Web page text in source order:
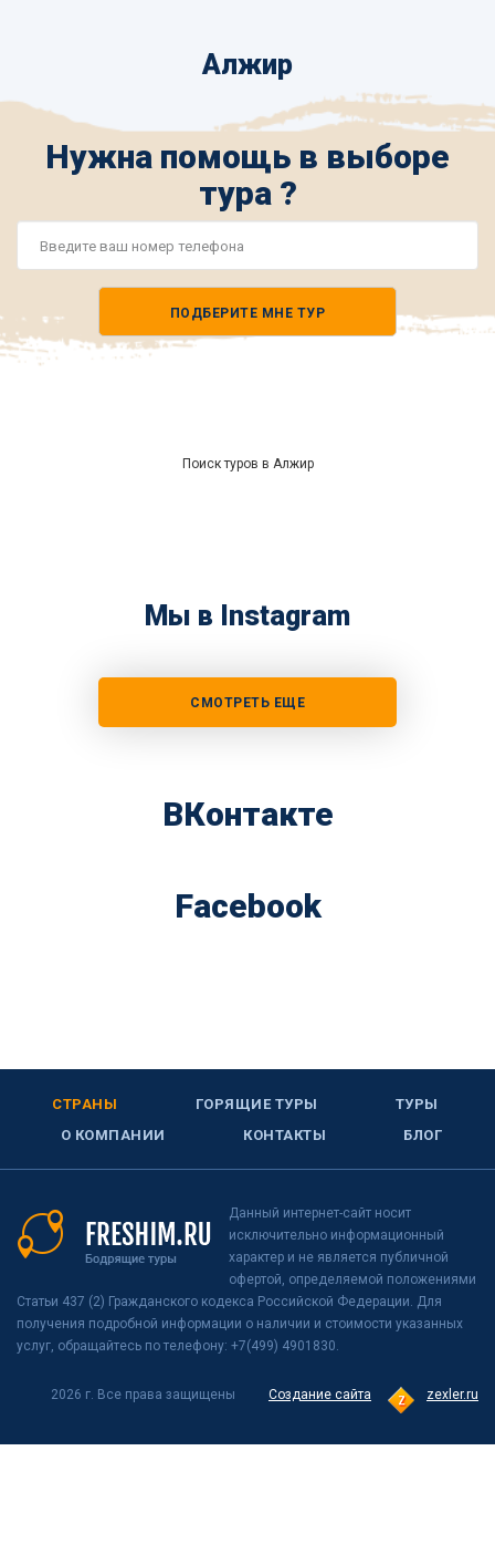
Алжир
Нужна помощь в выборе
тура ?
ПОДБЕРИТЕ МНЕ ТУР
Поиск туров в Алжир
Мы в Instagram
СМОТРЕТЬ ЕЩЕ
ВКонтакте
Facebook
СТРАНЫ ГОРЯЩИЕ ТУРЫ
ТУРЫ
О КОМПАНИИ
КОНТАКТЫ БЛОГ
Данный интернет-сайт носит
исключительно информационный
характер и не является публичной
офертой, определяемой положениями
Статьи 437 (2) Гражданского кодекса Российской Федерации. Для
получения подробной информации о наличии и стоимости указанных
услуг, обращайтесь по телефону: +7(499) 4901830.
Создание сайта zexler.ru
2026 г. Все права защищены